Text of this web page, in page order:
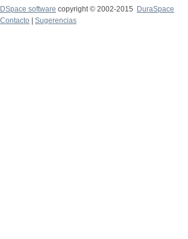
DSpace software copyright © 2002-2015
DuraSpace
Contacto
Sugerencias